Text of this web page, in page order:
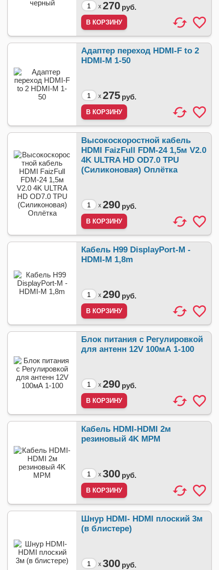
x 270 руб.
Адаптер переход HDMI-F to 2
HDMI-M 1-50
x 275 руб.
Высокоскоростной кабель
HDMI FaizFull FDM-24 1,5м V2.0
4K ULTRA HD OD7.0 TPU
(Силиконовая) Оплётка
x 290 руб.
Кабель H99 DisplayPort-M -
HDMI-M 1,8m
x 290 руб.
Блок питания с Регулировкой
для антенн 12V 100мА 1-100
x 290 руб.
Кабель HDMI-HDMI 2м
резиновый 4K МРМ
x 300 руб.
Шнур HDMI- HDMI плоский 3м
(в блистере)
x 300 руб.